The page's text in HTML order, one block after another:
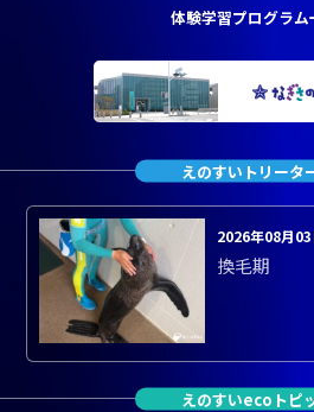
体験学習プログラム
えのすいトリータ
2026年08月03
換毛期
えのすいecoトピ